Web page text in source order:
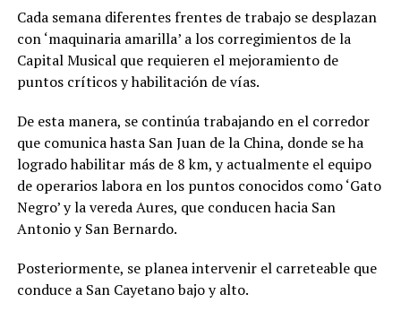
Cada semana diferentes frentes de trabajo se desplazan
con ‘maquinaria amarilla’ a los corregimientos de la
Capital Musical que requieren el mejoramiento de
puntos críticos y habilitación de vías.
De esta manera, se continúa trabajando en el corredor
que comunica hasta San Juan de la China, donde se ha
logrado habilitar más de 8 km, y actualmente el equipo
de operarios labora en los puntos conocidos como ‘Gato
Negro’ y la vereda Aures, que conducen hacia San
Antonio y San Bernardo.
Posteriormente, se planea intervenir el carreteable que
conduce a San Cayetano bajo y alto.